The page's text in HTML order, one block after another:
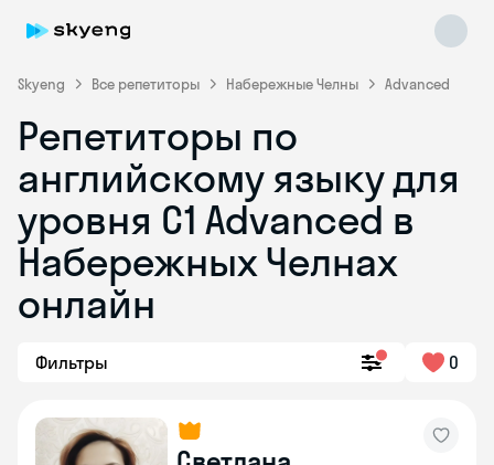
Skyeng Все репетиторы Набережные Челны Advanced
Репетиторы по
английскому языку для
уровня C1 Advanced в
Набережных Челнах
онлайн
Фильтры 0
Skyeng Chat
online